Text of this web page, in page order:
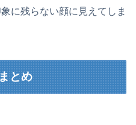
に残らない顔に見えてしま
とめ